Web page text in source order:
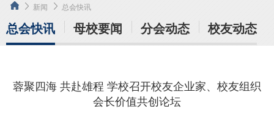
新闻 总会快讯
总会快讯 母校要闻 分会动态 校友动态
蓉聚四海 共赴雄程 学校召开校友企业家、校友组织
会长价值共创论坛